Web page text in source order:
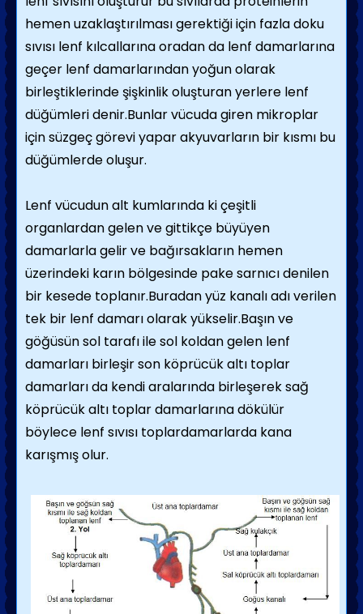
hemen uzaklaştırılması gerektiği için fazla doku
sıvısı lenf kılcallarına oradan da lenf damarlarına
geçer lenf damarlarından yoğun olarak
birleştiklerinde şişkinlik oluşturan yerlere lenf
düğümleri denir.Bunlar vücuda giren mikroplar
için süzgeç görevi yapar akyuvarların bir kısmı bu
düğümlerde oluşur.
Lenf vücudun alt kumlarında ki çeşitli
organlardan gelen ve gittikçe büyüyen
damarlarla gelir ve bağırsakların hemen
üzerindeki karın bölgesinde pake sarnıcı denilen
bir kesede toplanır.Buradan yüz kanalı adı verilen
tek bir lenf damarı olarak yükselir.Başın ve
göğüsün sol tarafı ile sol koldan gelen lenf
damarları birleşir son köprücük altı toplar
damarları da kendi aralarında birleşerek sağ
köprücük altı toplar damarlarına dökülür
böylece lenf sıvısı toplardamarlarda kana
karışmış olur.